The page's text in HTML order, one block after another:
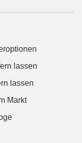
lassen
lassen
Markt